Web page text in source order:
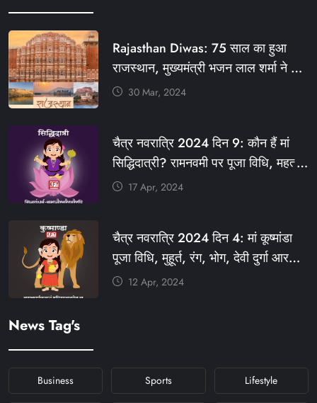
Rajasthan Diwas: 75 साल का हुआ
राजस्थान, मुख्यमंत्री भजन लाल शर्मा ने दी
बधाई, आज फ्री रहेंगी ये सेवाएं
#KHABARFORYOU #KFYNEWS
#KFYSOCIAL
30 Mar, 2024
चैत्र नवरात्रि 2024 दिन 9: कौन हैं मां
सिद्धिदात्री? रामनवमी पर पूजा विधि, महत्व,
रंग, प्रसाद #KFY #KFYNEWS
#NAVRATRIDAY
17 Apr, 2024
चैत्र नवरात्रि 2024 दिन 4: मां कूष्मांडा
पूजा विधि, मुहूर्त, रंग, भोग, देवी दुर्गा आरती
और मंत्र #KFY #KFYNEWS
12 Apr, 2024
News Tag's
Business Sports Lifestyle